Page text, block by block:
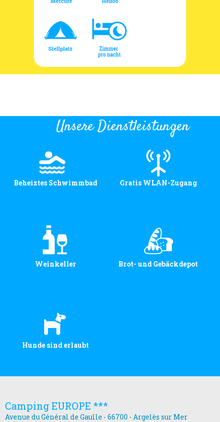
Unsere Dienstleistungen
Beheiztes Schwimmbad Gratis WLAN-Zugang
Weinkeller Brot- und Gebäckdepot
Hunde sind erlaubt
Camping EUROPE ***
Avenue du Général de Gaulle - 66700 - Argelès sur Mer